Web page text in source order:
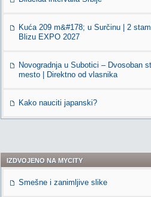
Kuća 209 m&#178; u Surčinu | 2
Blizu EXPO 2027
Novogradnja u Subotici – Dvosoban
mesto | Direktno od vlasnika
Kako nauciti japanski?
IZDVOJENO NA MYCITY
Smešne i zanimljive slike